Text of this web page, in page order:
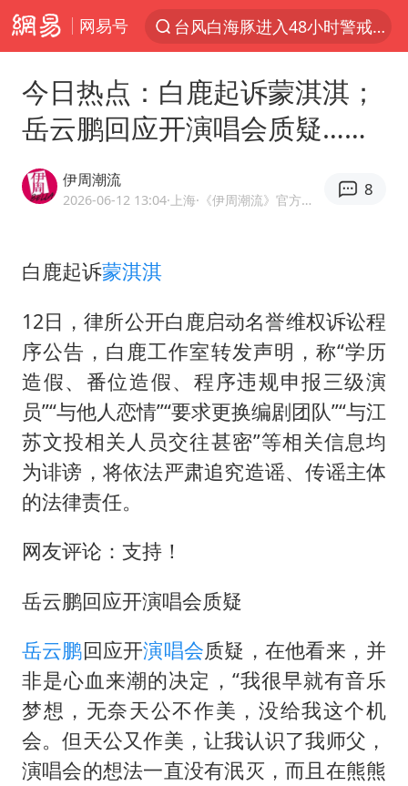
网易号
台风白海豚进入48小时警戒线
以“新”破局 首发经济点亮城市消费活力
看守所辅警收受10万获刑1年
U17国足1分钟轰2球
泰国一女公务员妆容引争议 本人回应
法国下周开始禁止未经同意的电话营销
村民谈“梅姨”：叫的其实是“媒姨”
“深圳地面沉降致车辆损坏”不实
奋进开新局 实干挑大梁
今日热点：白鹿起诉蒙淇淇；
岳云鹏回应开演唱会质疑……
伊周潮流
2026-06-12 13:04·上海 ·《伊周潮流》官方网易号
8
白鹿起诉蒙淇淇
12日，律所公开白鹿启动名誉维权诉讼程
序公告，白鹿工作室转发声明，称“学历
造假、番位造假、程序违规申报三级演
员”“与他人恋情”“要求更换编剧团队”“与江
苏文投相关人员交往甚密”等相关信息均
为诽谤，将依法严肃追究造谣、传谣主体
的法律责任。
网友评论：支持！
岳云鹏回应开演唱会质疑
岳云鹏回应开演唱会质疑，在他看来，并
非是心血来潮的决定，“我很早就有音乐
梦想，无奈天公不作美，没给我这个机
会。但天公又作美，让我认识了我师父，
演唱会的想法一直没有泯灭，而且在熊熊